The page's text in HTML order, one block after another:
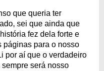
que queria ter
sei que ainda que
fez dela forte e
páginas para o nosso
por aí que o verdadeiro
será nosso